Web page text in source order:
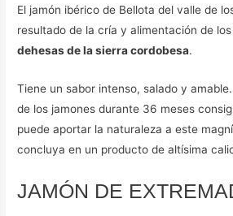
El jamón ibérico de Bellota del valle de
resultado de la cría y alimentación de
dehesas de la sierra cordobesa.
Tiene un sabor intenso, salado y
de los jamones durante 36 meses
puede aportar la naturaleza a este
concluya en un producto de altísima
JAMÓN DE